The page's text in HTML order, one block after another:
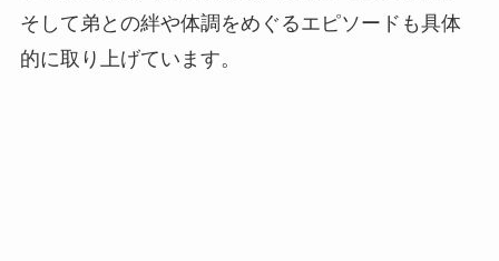
そして弟との絆や体調をめぐるエピソードも具体
的に取り上げています。